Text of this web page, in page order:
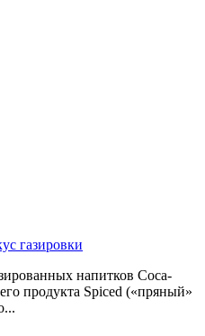
газировки
напитков Coca-
продукта Spiced («пряный»